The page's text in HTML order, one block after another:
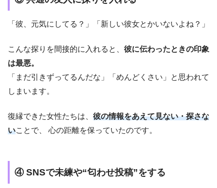
「彼、元気にしてる？」「新しい彼女とかいないよね？」
こんな探りを間接的に入れると、 彼に伝わったときの印象
は最悪。
「まだ引きずってるんだな」「めんどくさい」と思われて
しまいます。
復縁できた女性たちは、 彼の情報をあえて見ない・探さな
いことで、 心の距離を保っていたのです。
④ SNSで未練や“匂わせ投稿”をする